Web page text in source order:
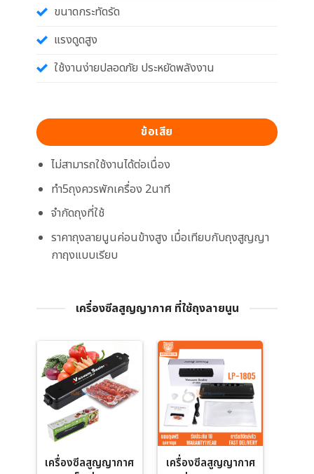
ขนาดกระทัดรัด
แรงดูดสูง
ใช้งานง่ายปลอดภัย ประหยัดพลังงาน
ข้อเสีย
ไม่สามารถใช้งานได้ต่อเนื่อง
ทำ5ถุงควรพักเครื่อง 2นาที
จำกัดถุงที่ใช้
ราคาถุงลายนูนค่อนข้างสูง เมื่อเทียบกับถุงสูญญา
กาฤงแบบเรียบ
เครื่องซีลสูญญากาศ ที่ใช้ถุงลายนูน
เครื่องซีลสูญญากาศ
เครื่องซีลสูญญากาศ